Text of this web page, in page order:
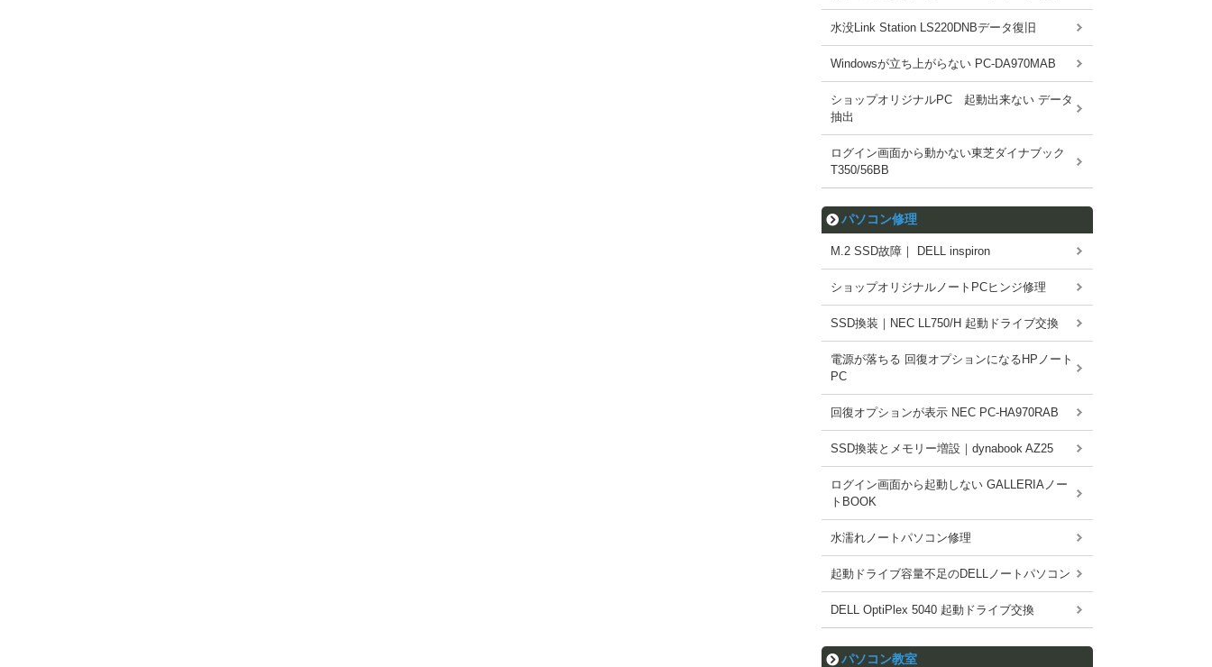
水没Link Station LS220DNBデータ復旧
Windowsが立ち上がらない PC-DA970MAB
ショップオリジナルPC 起動出来ない データ
抽出
ログイン画面から動かない東芝ダイナブック
T350/56BB
パソコン修理
M.2 SSD故障｜ DELL inspiron
ショップオリジナルノートPCヒンジ修理
SSD換装｜NEC LL750/H 起動ドライブ交換
電源が落ちる 回復オプションになるHPノート
PC
回復オプションが表示 NEC PC-HA970RAB
SSD換装とメモリー増設｜dynabook AZ25
ログイン画面から起動しない GALLERIAノー
トBOOK
水濡れノートパソコン修理
起動ドライブ容量不足のDELLノートパソコン
DELL OptiPlex 5040 起動ドライブ交換
パソコン教室